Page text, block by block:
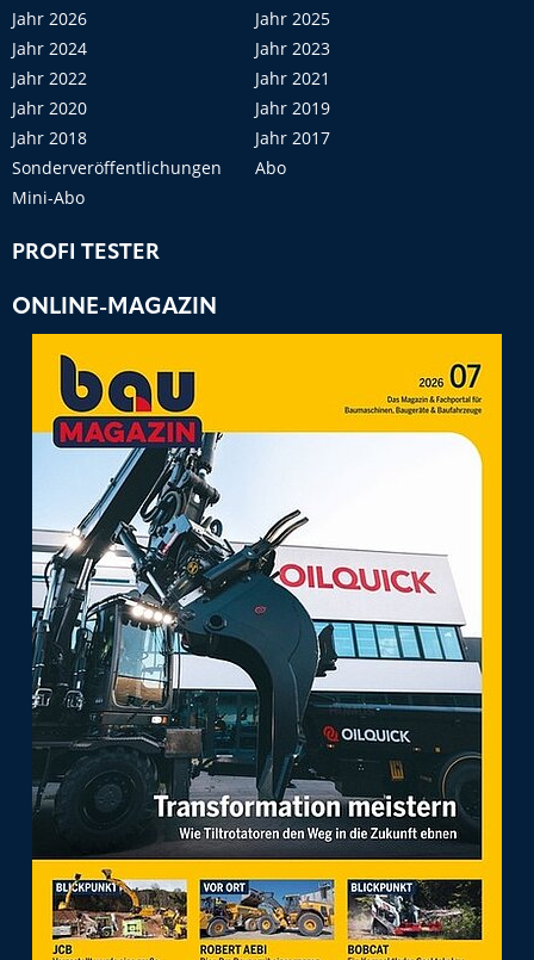
Jahr 2026
Jahr 2025
Jahr 2024
Jahr 2023
Jahr 2022
Jahr 2021
Jahr 2020
Jahr 2019
Jahr 2018
Jahr 2017
Sonderveröffentlichungen
Abo
Mini-Abo
PROFI TESTER
ONLINE-MAGAZIN